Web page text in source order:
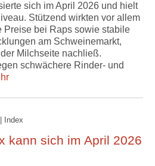
sich im April 2026 und hielt
Stützend wirkten vor allem
Preise bei Raps sowie stabile
am Schweinemarkt,
Milchseite nachließ.
schwächere Rinder- und
Index
kann sich im April 2026